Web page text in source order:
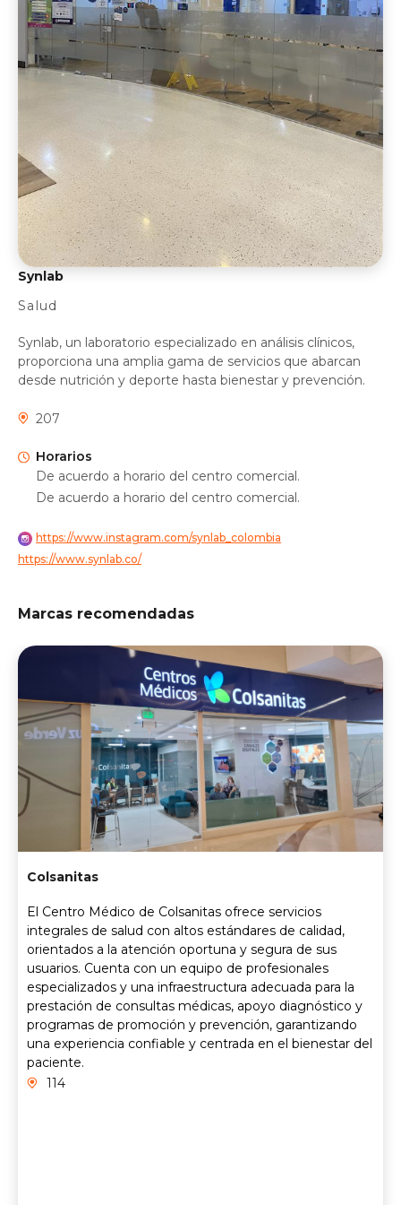
Synlab
Salud
Synlab, un laboratorio especializado en análisis clínicos,
proporciona una amplia gama de servicios que abarcan
desde nutrición y deporte hasta bienestar y prevención.
207
Horarios
De acuerdo a horario del centro comercial.
De acuerdo a horario del centro comercial.
https://www.instagram.com/synlab_colombia
https://www.synlab.co/
Marcas recomendadas
Colsanitas
El Centro Médico de Colsanitas ofrece servicios
integrales de salud con altos estándares de calidad,
orientados a la atención oportuna y segura de sus
usuarios. Cuenta con un equipo de profesionales
especializados y una infraestructura adecuada para la
prestación de consultas médicas, apoyo diagnóstico y
programas de promoción y prevención, garantizando
una experiencia confiable y centrada en el bienestar del
paciente.
114